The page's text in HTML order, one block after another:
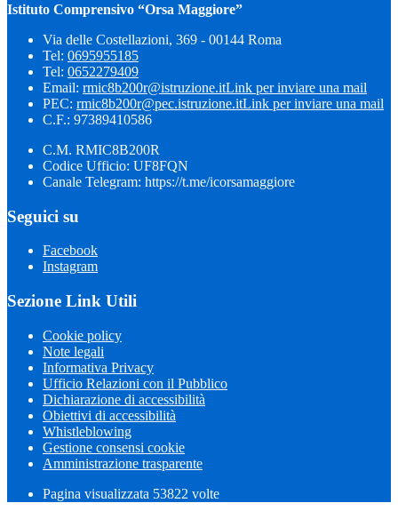
Istituto Comprensivo “Orsa Maggiore”
Via delle Costellazioni, 369 - 00144 Roma
Tel: 0695955185
Tel: 0652279409
Email: rmic8b200r@istruzione.itLink per inviare una mail
PEC: rmic8b200r@pec.istruzione.itLink per inviare una mail
C.F.: 97389410586
C.M. RMIC8B200R
Codice Ufficio: UF8FQN
Canale Telegram: https://t.me/icorsamaggiore
Seguici su
Facebook
Instagram
Sezione Link Utili
Cookie policy
Note legali
Informativa Privacy
Ufficio Relazioni con il Pubblico
Dichiarazione di accessibilità
Obiettivi di accessibilità
Whistleblowing
Gestione consensi cookie
Amministrazione trasparente
Pagina visualizzata 53822 volte